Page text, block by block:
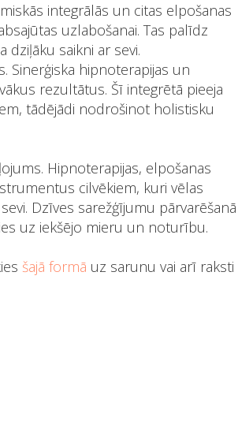
integrālās un citas elpošanas
uzlabošanai. Tas palīdz
saikni ar sevi.
Sinerģiska hipnoterapijas un
rezultātus. Šī integrētā pieeja
tādējādi nodrošinot holistisku
Hipnoterapijas, elpošanas
cilvēkiem, kuri vēlas
Dzīves sarežģījumu pārvarēšanā
uz iekšējo mieru un noturību.
šajā formā uz sarunu vai arī raksti